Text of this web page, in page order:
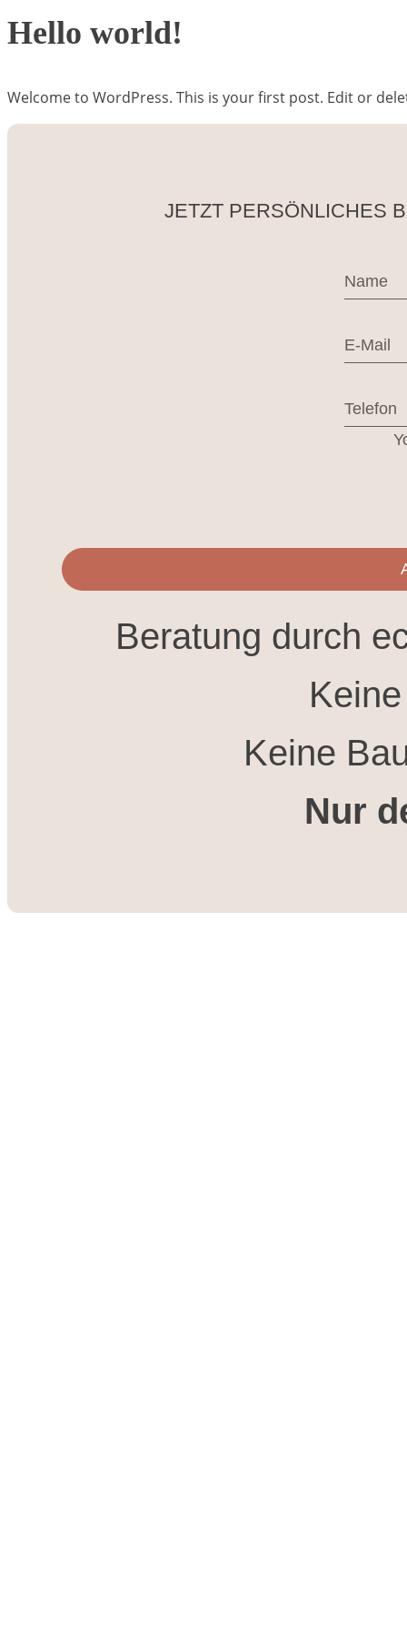
Hello world!
Welcome to WordPress. This is your first post. Edit or
JETZT PERSÖNLICHES
Beratung durch
Keine
Nur